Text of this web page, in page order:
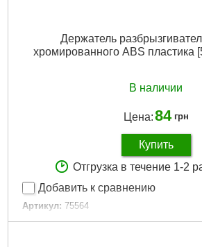
Держатель
хромированного ABS пластика
В наличии
Цена:84 грн
Купить
Отгрузка в течение 1-2
Добавить к сравнению
Артикул: 75564
Код товара: 29.50.71